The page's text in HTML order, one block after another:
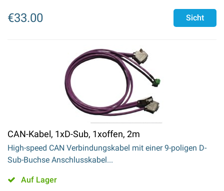
€33.00 Sicht
CAN-Kabel, 1xD-Sub, 1xoffen, 2m
High-speed CAN Verbindungskabel mit einer 9-poligen D-
Sub-Buchse Anschlusskabel...
Auf Lager